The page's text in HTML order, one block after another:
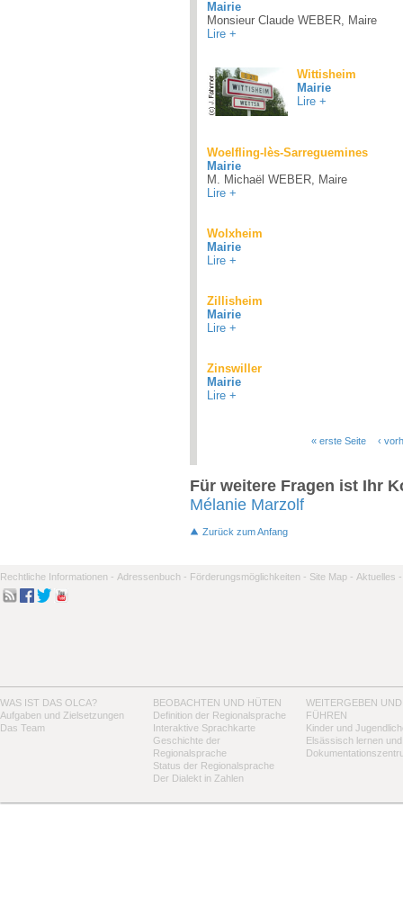
Mairie
Monsieur Claude WEBER, Maire
Lire +
Wittisheim
Mairie
Lire +
Woelfling-lès-Sarreguemines
Mairie
M. Michaël WEBER, Maire
Lire +
Wolxheim
Mairie
Lire +
Zillisheim
Mairie
Lire +
Zinswiller
Mairie
Lire +
« erste Seite ‹
Für weitere Fragen ist Ihr
Mélanie Marzolf
Zurück zum Anfang
Rechtliche Informationen - Adressenbuch - Förderungsmöglichkeiten - Site Map - Aktuelles -
WAS IST DAS OLCA?
Aufgaben und Zielsetzungen
Das Team
BEOBACHTEN UND HÜTEN
Definition der Regionalsprache
Interaktive Sprachkarte
Geschichte der
Regionalsprache
Status der Regionalsprache
Der Dialekt in Zahlen
WEITERGEBEN UND
FÜHREN
Kinder und
Elsässisch lernen